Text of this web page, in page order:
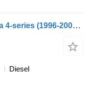
Scania TPPD05329 Tür für Scania 4-series (1996-2006) Bus
Diesel